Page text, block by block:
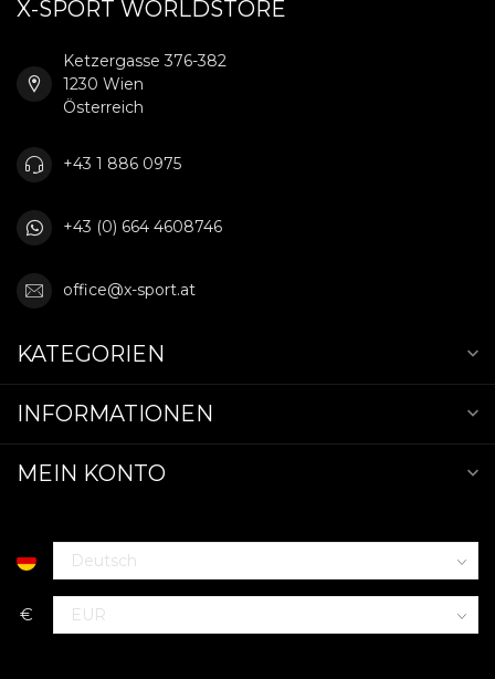
X-SPORT WORLDSTORE
Ketzergasse 376-382
1230 Wien
Österreich
+43 1 886 0975
+43 (0) 664 4608746
office@x-sport.at
KATEGORIEN
INFORMATIONEN
MEIN KONTO
€